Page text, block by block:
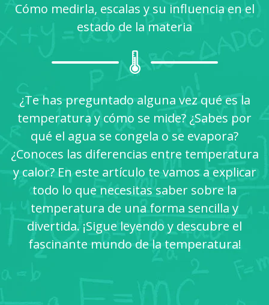
Cómo medirla, escalas y su influencia en el
estado de la materia
🌡️
¿Te has preguntado alguna vez qué es la
temperatura y cómo se mide? ¿Sabes por
qué el agua se congela o se evapora?
¿Conoces las diferencias entre temperatura
y calor? En este artículo te vamos a explicar
todo lo que necesitas saber sobre la
temperatura de una forma sencilla y
divertida. ¡Sigue leyendo y descubre el
fascinante mundo de la temperatura!